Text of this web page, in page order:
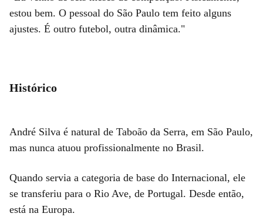
estou bem. O pessoal do São Paulo tem feito alguns
ajustes. É outro futebol, outra dinâmica."
Histórico
André Silva é natural de Taboão da Serra, em São Paulo,
mas nunca atuou profissionalmente no Brasil.
Quando servia a categoria de base do Internacional, ele
se transferiu para o Rio Ave, de Portugal. Desde então,
está na Europa.